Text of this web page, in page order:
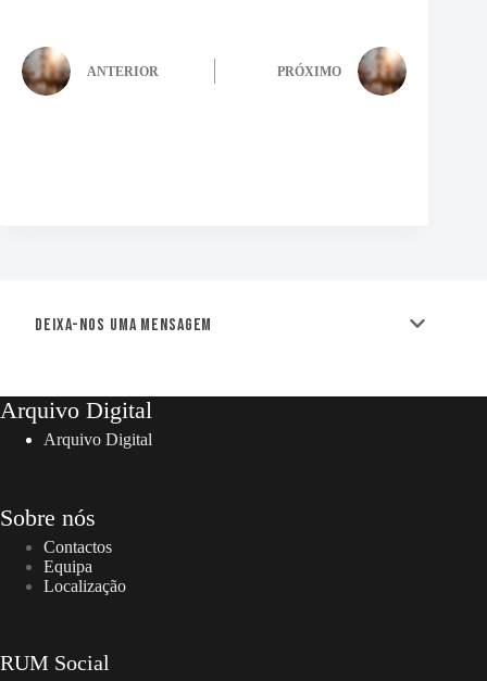
ANTERIOR PRÓXIMO
Deixa-nos uma mensagem
Arquivo Digital
Arquivo Digital
Sobre nós
Contactos
Equipa
Localização
RUM Social